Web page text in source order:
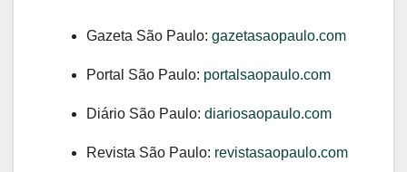
Gazeta São Paulo: gazetasaopaulo.com
Portal São Paulo: portalsaopaulo.com
Diário São Paulo: diariosaopaulo.com
Revista São Paulo: revistasaopaulo.com